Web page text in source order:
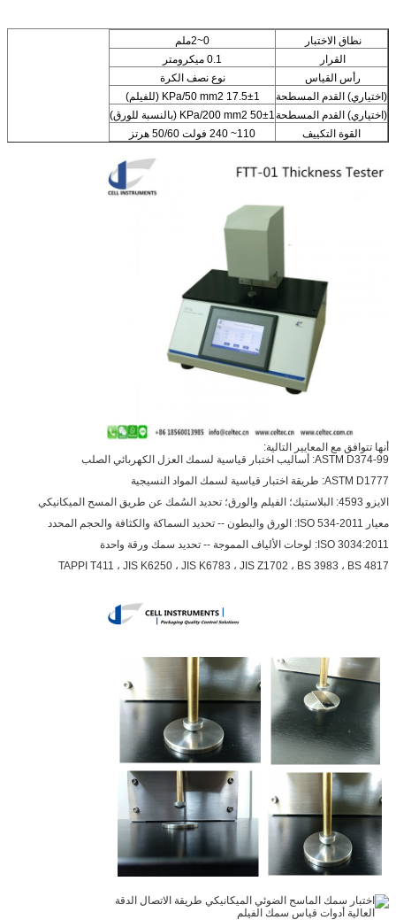
نطاق الاختبار
0~2ملم
القرار
0.1 ميكرومتر
رأس القياس
نوع نصف الكرة
(اختياري) القدم المسطحة
17.5±1 KPa/50 mm2 (للفيلم)
(اختياري) القدم المسطحة50±1 KPa/200 mm2 (بالنسبة للورق)
القوة التكييف 110~ 240 فولت 50/60 هرتز
أنها تتوافق مع المعايير التالية:
ASTM D374-99: أساليب اختبار قياسية لسمك العزل الكهربائي الصلب
ASTM D1777: طريقة اختبار قياسية لسمك المواد النسيجية
الايزو 4593: البلاستيك؛ الفيلم والورق؛ تحديد السُمك عن طريق المسح الميكانيكي
معيار ISO 534-2011: الورق والبطون -- تحديد السماكة والكثافة والحجم المحدد
ISO 3034:2011: لوحات الألياف المموجة -- تحديد سمك ورقة واحدة
TAPPI T411 ، JIS K6250 ، JIS K6783 ، JIS Z1702 ، BS 3983 ، BS 4817